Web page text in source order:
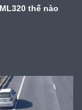
thế nào